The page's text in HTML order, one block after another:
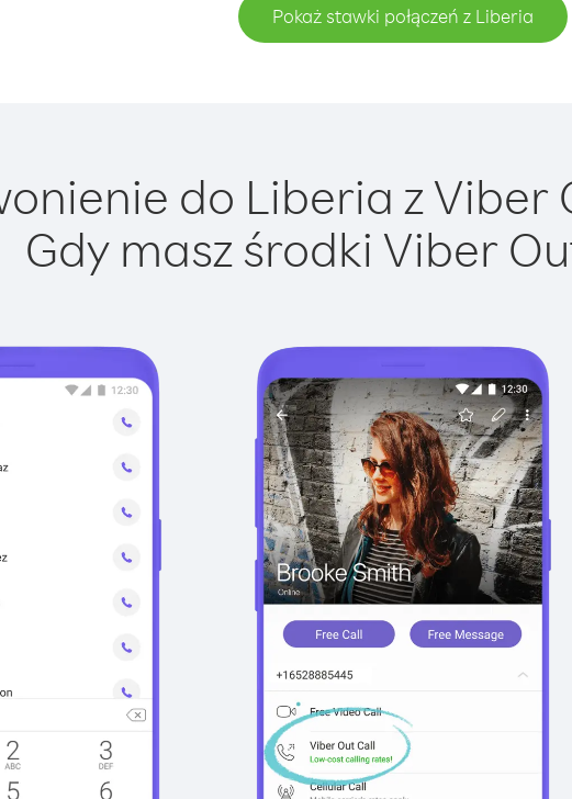
Pokaż stawki połączeń z Liberia
do Liberia z Viber
Gdy masz środki Viber